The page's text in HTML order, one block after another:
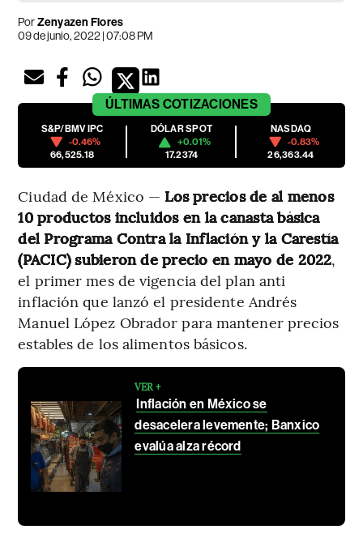
PorZenyazen Flores
09 de junio, 2022 | 07:08 PM
ÚLTIMAS COTIZACIONES
S&P/BMV IPC
-0.46%
66,525.18
DÓLAR SPOT
+0.01%
17.2374
NASDAQ
-0.83%
26,363.44
Ciudad de México — Los precios de al menos
10 productos incluidos en la canasta básica
del Programa Contra la Inflación y la Carestía
(PACIC) subieron de precio en mayo de 2022,
el primer mes de vigencia del plan anti
inflación que lanzó el presidente Andrés
Manuel López Obrador para mantener precios
estables de los alimentos básicos.
VER +
Inflación en México se
desacelera levemente; Banxico
evalúa alza récord